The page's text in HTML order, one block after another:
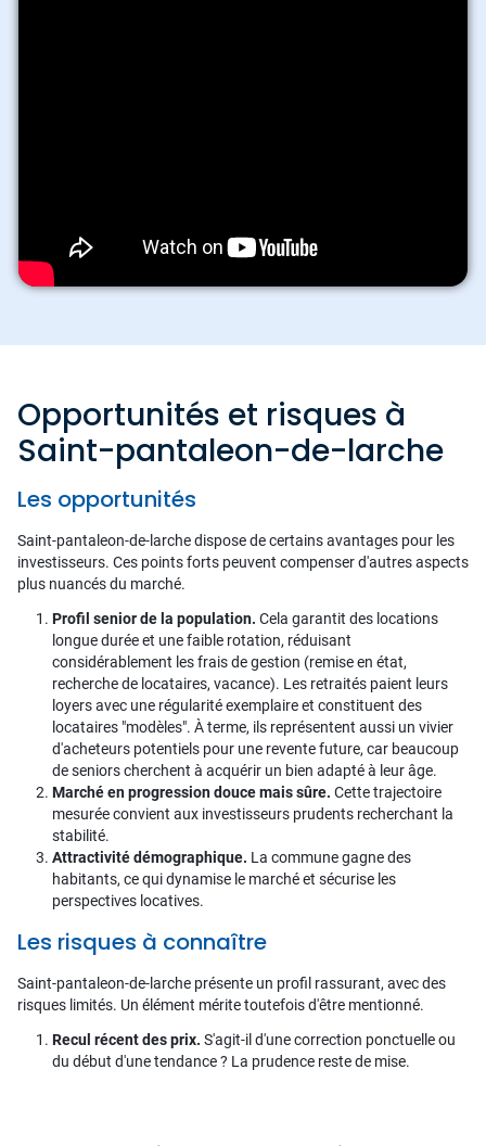
Opportunités et risques à
Saint-pantaleon-de-larche
Les opportunités
Saint-pantaleon-de-larche dispose de certains avantages pour les
investisseurs. Ces points forts peuvent compenser d'autres aspects
plus nuancés du marché.
Profil senior de la population. Cela garantit des locations
longue durée et une faible rotation, réduisant
considérablement les frais de gestion (remise en état,
recherche de locataires, vacance). Les retraités paient leurs
loyers avec une régularité exemplaire et constituent des
locataires "modèles". À terme, ils représentent aussi un vivier
d'acheteurs potentiels pour une revente future, car beaucoup
de seniors cherchent à acquérir un bien adapté à leur âge.
Marché en progression douce mais sûre. Cette trajectoire
mesurée convient aux investisseurs prudents recherchant la
stabilité.
Attractivité démographique. La commune gagne des
habitants, ce qui dynamise le marché et sécurise les
perspectives locatives.
Les risques à connaître
Saint-pantaleon-de-larche présente un profil rassurant, avec des
risques limités. Un élément mérite toutefois d'être mentionné.
Recul récent des prix. S'agit-il d'une correction ponctuelle ou
du début d'une tendance ? La prudence reste de mise.